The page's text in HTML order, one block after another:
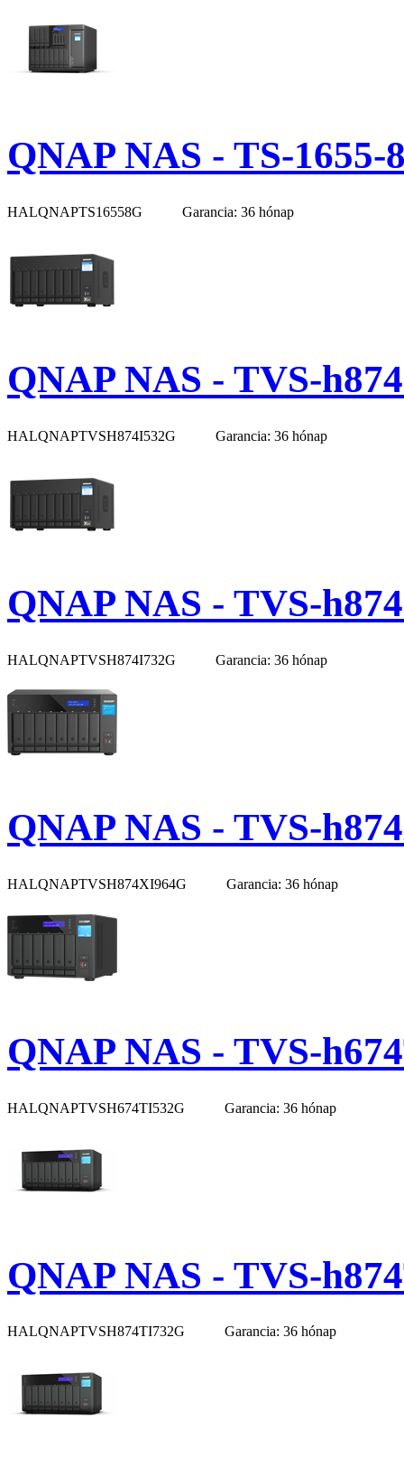
QNAP NAS - TS-1655-
HALQNAPTS16558G Garancia: 36 hónap
QNAP NAS - TVS-
HALQNAPTVSH874I532G Garancia: 36 hónap
QNAP NAS - TVS-
HALQNAPTVSH874I732G Garancia: 36 hónap
QNAP NAS - TVS-
HALQNAPTVSH874XI964G Garancia: 36 hónap
QNAP NAS - TVS-
HALQNAPTVSH674TI532G Garancia: 36 hónap
QNAP NAS - TVS-
HALQNAPTVSH874TI732G Garancia: 36 hónap